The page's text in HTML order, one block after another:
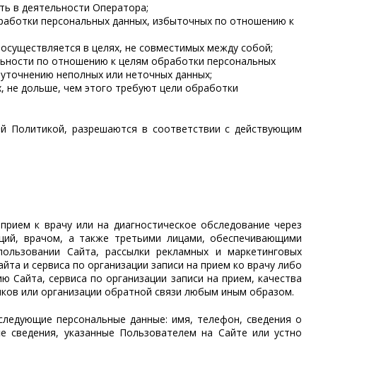
в деятельности Оператора;
персональных данных, избыточных по отношению к
в целях, не совместимых между собой;
по отношению к целям обработки персональных
неполных или неточных данных;
не дольше, чем этого требуют цели обработки
Политикой, разрешаются в соответствии с действующим
к врачу или на диагностическое обследование через
врачом, а также третьими лицами, обеспечивающими
Сайта, рассылки рекламных и маркетинговых
и сервиса по организации записи на прием ко врачу либо
сервиса по организации записи на прием, качества
или организации обратной связи любым иным образом.
персональные данные: имя, телефон, сведения о
указанные Пользователем на Сайте или устно